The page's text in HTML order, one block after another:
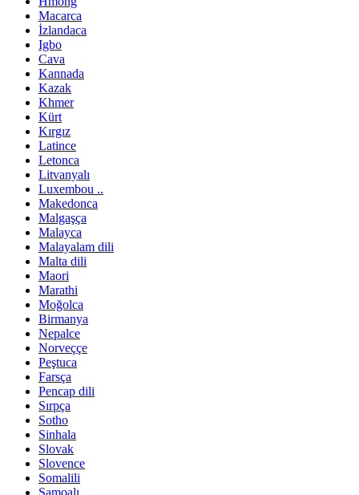
Macarca
İzlandaca
Igbo
Cava
Kannada
Kazak
Khmer
Kürt
Kırgız
Latince
Letonca
Litvanyalı
Luxembou ..
Makedonca
Malgaşça
Malayca
Malayalam dili
Malta dili
Maori
Marathi
Moğolca
Birmanya
Nepalce
Norveççe
Peştuca
Farsça
Pencap dili
Sırpça
Sotho
Sinhala
Slovak
Slovence
Somalili